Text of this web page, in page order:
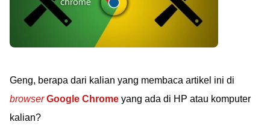
Geng, berapa dari kalian yang membaca artikel ini di
browser Google Chrome yang ada di HP atau komputer
kalian?